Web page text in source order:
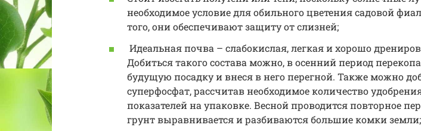
необходимое условие для обильного цветения садовой
того, они обеспечивают защиту от слизней;
Идеальная почва – слабокислая, легкая и хорошо
Добиться такого состава можно, в осенний период
будущую посадку и внеся в него перегной. Также можно
суперфосфат, рассчитав необходимое количество
показателей на упаковке. Весной проводится повторное
грунт выравнивается и разбиваются большие комки земли;